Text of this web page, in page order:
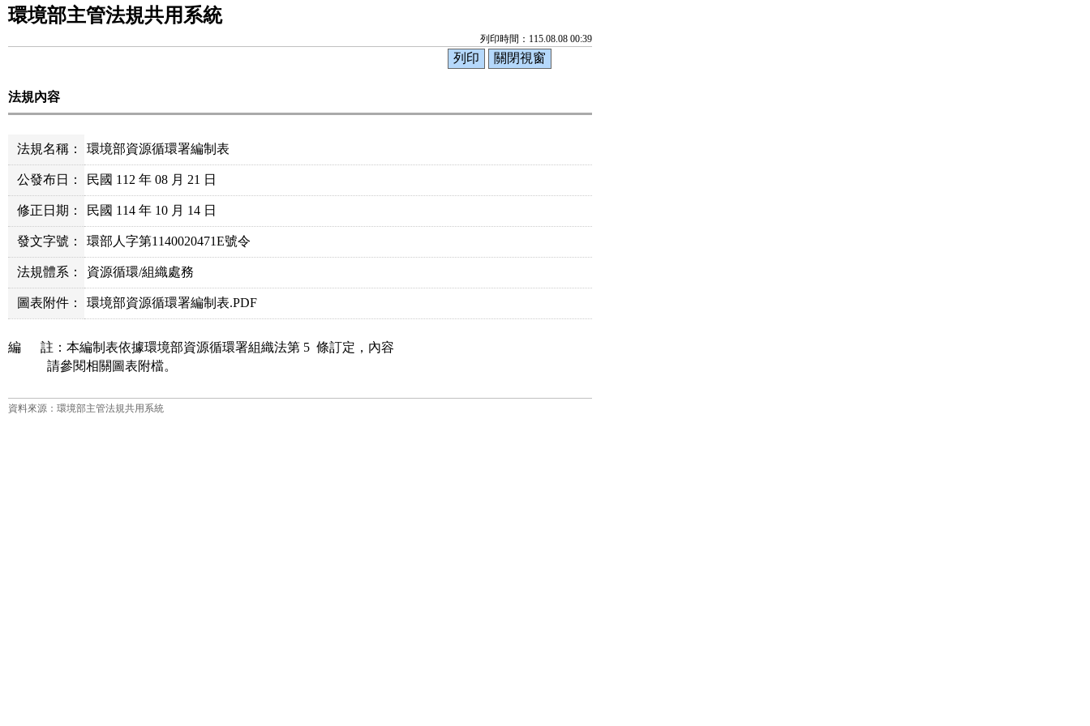
環境部主管法規共用系統
列印時間：115.08.08 00:39
法規內容
法規名稱： 環境部資源循環署編制表
公發布日： 民國 112 年 08 月 21 日
修正日期： 民國 114 年 10 月 14 日
發文字號： 環部人字第1140020471E號令
法規體系： 資源循環/組織處務
圖表附件： 環境部資源循環署編制表.PDF
編      註：本編制表依據環境部資源循環署組織法第 5  條訂定，內容
資料來源：環境部主管法規共用系統